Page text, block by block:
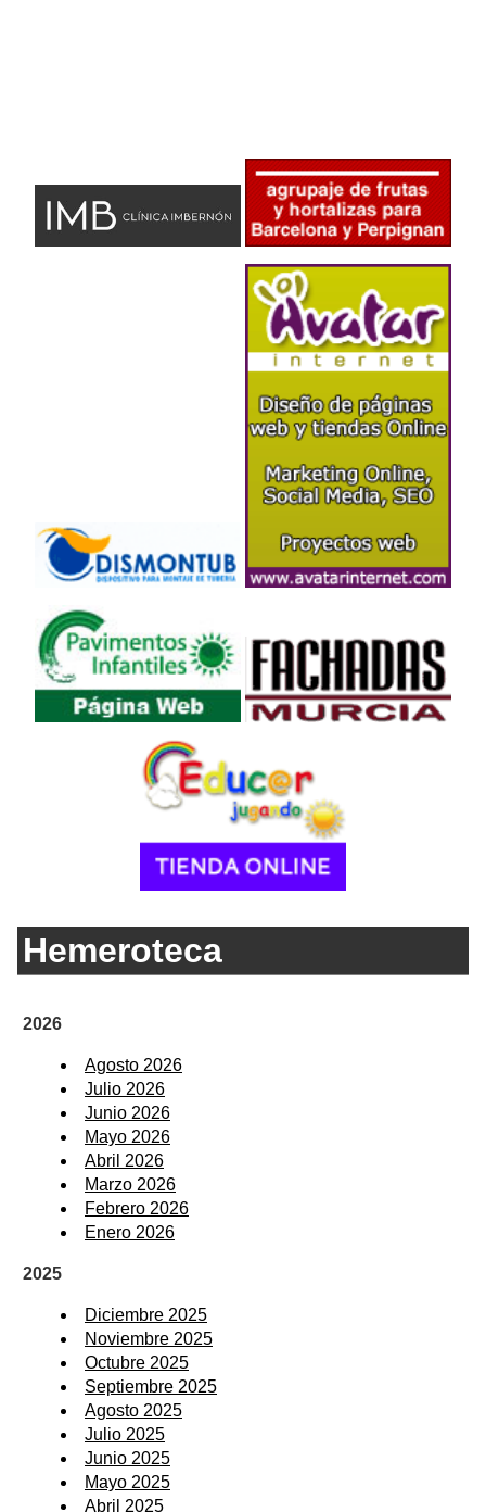
Hemeroteca
2026
Agosto 2026
Julio 2026
Junio 2026
Mayo 2026
Abril 2026
Marzo 2026
Febrero 2026
Enero 2026
2025
Diciembre 2025
Noviembre 2025
Octubre 2025
Septiembre 2025
Agosto 2025
Julio 2025
Junio 2025
Mayo 2025
Abril 2025